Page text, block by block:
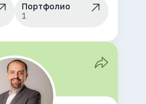
Портфолио
1